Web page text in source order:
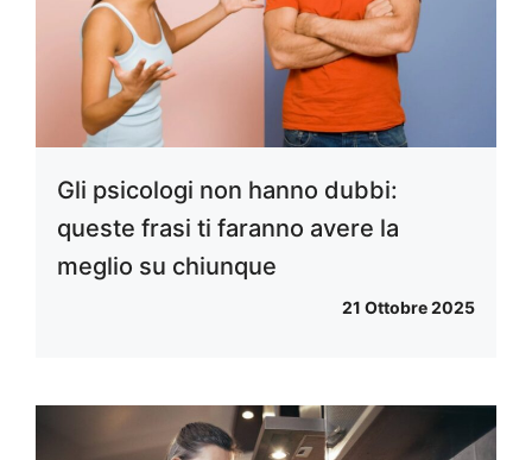
Gli psicologi non hanno dubbi:
queste frasi ti faranno avere la
meglio su chiunque
21 Ottobre 2025